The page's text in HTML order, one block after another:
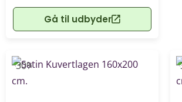
Gå til udbyder
-30%